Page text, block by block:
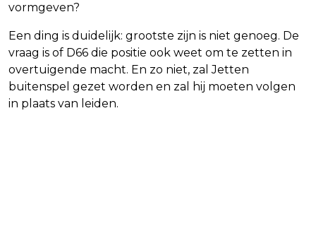
vormgeven?
Een ding is duidelijk: grootste zijn is niet genoeg. De
vraag is of D66 die positie ook weet om te zetten in
overtuigende macht. En zo niet, zal Jetten
buitenspel gezet worden en zal hij moeten volgen
in plaats van leiden.